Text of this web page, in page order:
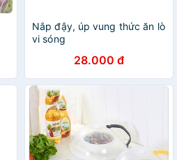
Nắp đậy, úp vung thức ăn lò
vi sóng
28.000 đ